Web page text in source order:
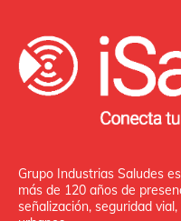
Grupo Industrias Saludes
más de 120 años de
señalización, seguridad